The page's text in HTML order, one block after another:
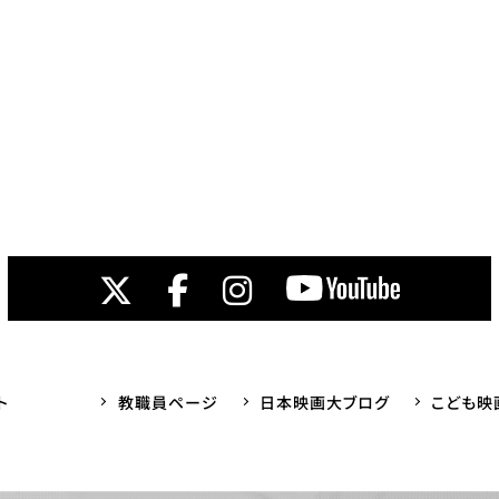
教職員ページ 日本映画大ブログ こども